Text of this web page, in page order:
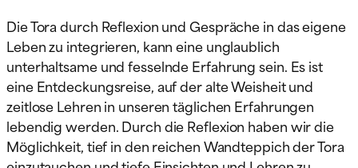
Die Tora durch Reflexion und Gespräche in das eigene
Leben zu integrieren, kann eine unglaublich
unterhaltsame und fesselnde Erfahrung sein. Es ist
eine Entdeckungsreise, auf der alte Weisheit und
zeitlose Lehren in unseren täglichen Erfahrungen
lebendig werden. Durch die Reflexion haben wir die
Möglichkeit, tief in den reichen Wandteppich der Tora